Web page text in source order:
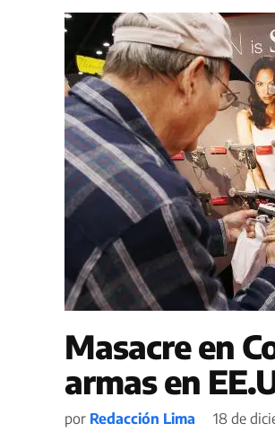
Masacre en
armas en
por Redacción Lima 18 de